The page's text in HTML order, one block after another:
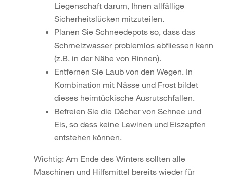
Liegenschaft darum, Ihnen allfällige
Sicherheitslücken mitzuteilen.
Planen Sie Schneedepots so, dass das
Schmelzwasser problemlos abfliessen kann
(z.B. in der Nähe von Rinnen).
Entfernen Sie Laub von den Wegen. In
Kombination mit Nässe und Frost bildet
dieses heimtückische Ausrutschfallen.
Befreien Sie die Dächer von Schnee und
Eis, so dass keine Lawinen und Eiszapfen
entstehen können.
Wichtig: Am Ende des Winters sollten alle
Maschinen und Hilfsmittel bereits wieder für